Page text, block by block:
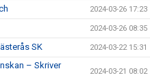
2024-03-26 17:23
2024-03-26 08:35
SK 2024-03-22 15:31
– Skriver
2024-03-21 08:02